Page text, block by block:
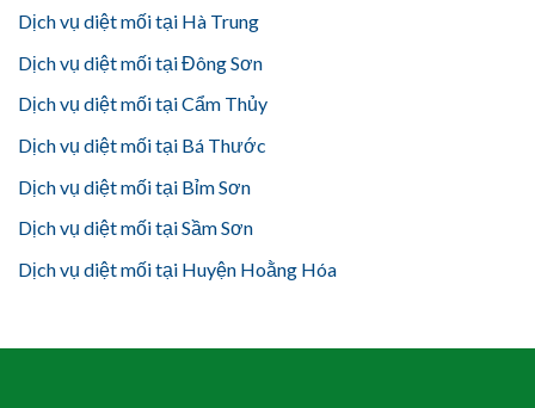
Dịch vụ diệt mối tại Hà Trung
Dịch vụ diệt mối tại Đông Sơn
Dịch vụ diệt mối tại Cẩm Thủy
Dịch vụ diệt mối tại Bá Thước
Dịch vụ diệt mối tại Bỉm Sơn
Dịch vụ diệt mối tại Sầm Sơn
Dịch vụ diệt mối tại Huyện Hoằng Hóa